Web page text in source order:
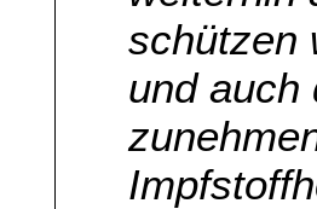
schützen
und auch